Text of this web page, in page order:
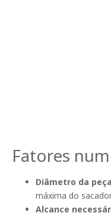
Fatores
Diâmetro da peça
máxima do
Alcance